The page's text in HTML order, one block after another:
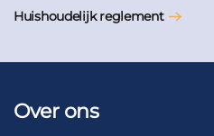
Huishoudelijk reglement
Over ons